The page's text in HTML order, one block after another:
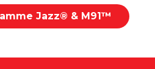
Jazz® & M91™